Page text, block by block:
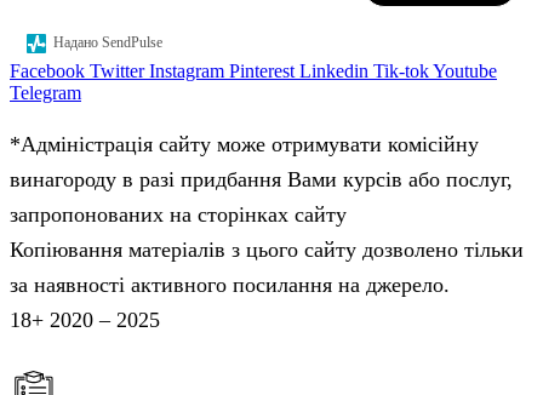
Надано SendPulse
Facebook Twitter Instagram Pinterest Linkedin Tik-tokYoutube
Telegram
*Адміністрація сайту може отримувати комісійну
винагороду в разі придбання Вами курсів або послуг,
запропонованих на сторінках сайту
Копіювання матеріалів з цього сайту дозволено тільки
за наявності активного посилання на джерело.
18+ 2020 – 2025